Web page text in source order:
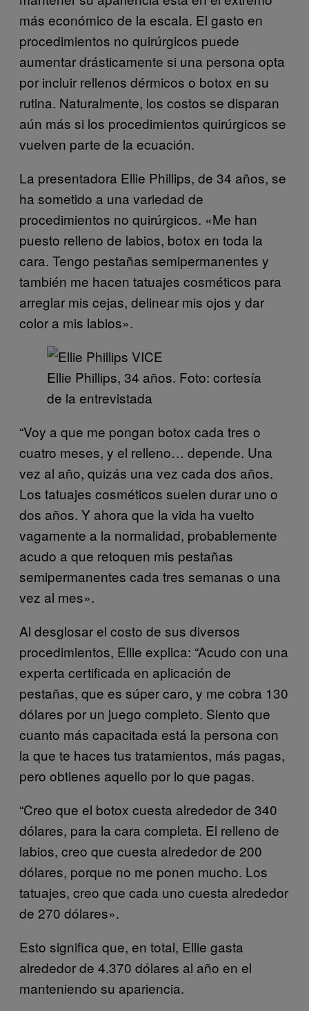
más económico de la escala. El gasto en
procedimientos no quirúrgicos puede
aumentar drásticamente si una persona opta
por incluir rellenos dérmicos o botox en su
rutina. Naturalmente, los costos se disparan
aún más si los procedimientos quirúrgicos se
vuelven parte de la ecuación.
La presentadora Ellie Phillips, de 34 años, se
ha sometido a una variedad de
procedimientos no quirúrgicos. «Me han
puesto relleno de labios, botox en toda la
cara. Tengo pestañas semipermanentes y
también me hacen tatuajes cosméticos para
arreglar mis cejas, delinear mis ojos y dar
color a mis labios».
Ellie Phillips, 34 años. Foto: cortesía
de la entrevistada
“Voy a que me pongan botox cada tres o
cuatro meses, y el relleno… depende. Una
vez al año, quizás una vez cada dos años.
Los tatuajes cosméticos suelen durar uno o
dos años. Y ahora que la vida ha vuelto
vagamente a la normalidad, probablemente
acudo a que retoquen mis pestañas
semipermanentes cada tres semanas o una
vez al mes».
Al desglosar el costo de sus diversos
procedimientos, Ellie explica: “Acudo con una
experta certificada en aplicación de
pestañas, que es súper caro, y me cobra 130
dólares por un juego completo. Siento que
cuanto más capacitada está la persona con
la que te haces tus tratamientos, más pagas,
pero obtienes aquello por lo que pagas.
“Creo que el botox cuesta alrededor de 340
dólares, para la cara completa. El relleno de
labios, creo que cuesta alrededor de 200
dólares, porque no me ponen mucho. Los
tatuajes, creo que cada uno cuesta alrededor
de 270 dólares».
Esto significa que, en total, Ellie gasta
alrededor de 4.370 dólares al año en el
manteniendo su apariencia.